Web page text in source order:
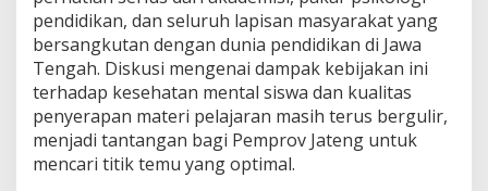
pendidikan, dan seluruh lapisan masyarakat yang
bersangkutan dengan dunia pendidikan di Jawa
Tengah. Diskusi mengenai dampak kebijakan ini
terhadap kesehatan mental siswa dan kualitas
penyerapan materi pelajaran masih terus bergulir,
menjadi tantangan bagi Pemprov Jateng untuk
mencari titik temu yang optimal.